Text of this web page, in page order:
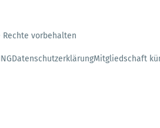
Rechte vorbehalten
DatenschutzerklärungMitgliedschaft